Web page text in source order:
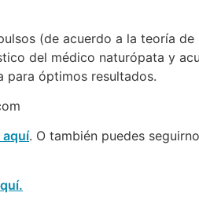
(de acuerdo a la teoría de
del médico naturópata y
para óptimos resultados.
aquí. O también puedes